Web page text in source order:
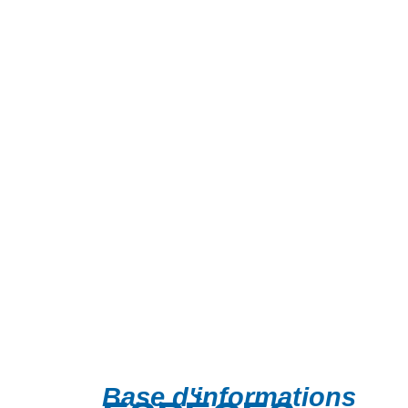
Base d'informations